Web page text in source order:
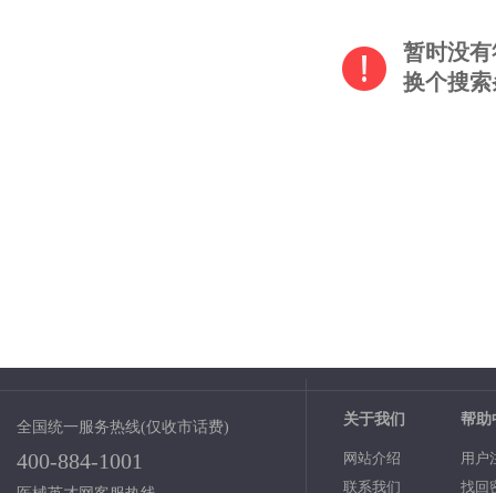
暂时没
换个搜
全国统一服务热线(仅收市话费)
400-884-1001
关于我们
网站介绍
联系我们
帮助
用户
找回